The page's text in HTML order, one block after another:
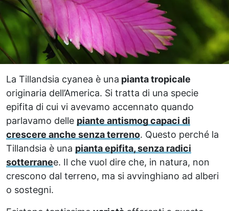
La Tillandsia cyanea è una pianta tropicale
originaria dell’America. Si tratta di una specie
epifita di cui vi avevamo accennato quando
parlavamo delle piante antismog capaci di
crescere anche senza terreno. Questo perché la
Tillandsia è una pianta epifita, senza radici
sotterranee. Il che vuol dire che, in natura, non
crescono dal terreno, ma si avvinghiano ad alberi
o sostegni.